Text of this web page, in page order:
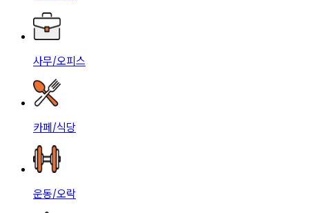
사무/오피스
카페/식당
운동/오락